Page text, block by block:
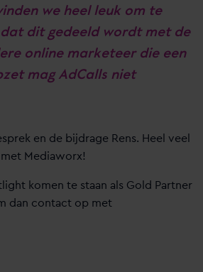
we heel leuk om te
dit gedeeld wordt met de
online marketeer die een
mag AdCalls niet
en de bijdrage Rens. Heel veel
Mediaworx!
komen te staan als Gold Partner
dan contact op met